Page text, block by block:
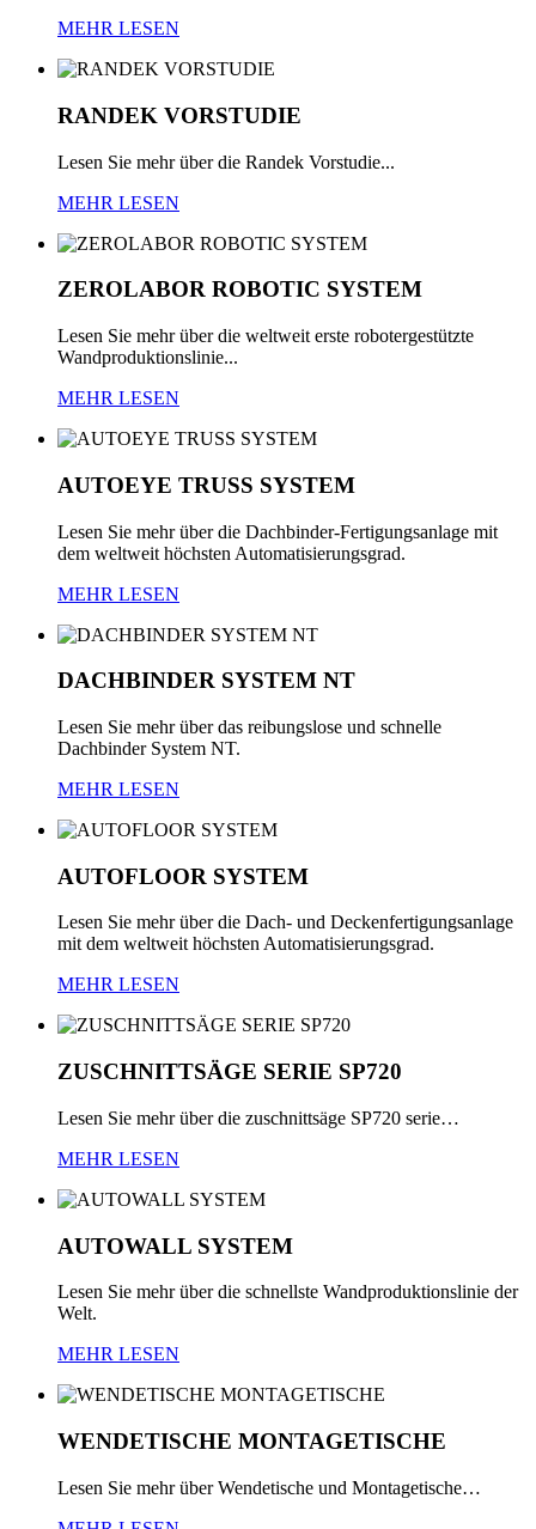
MEHR LESEN
RANDEK VORSTUDIE
Lesen Sie mehr über die Randek Vorstudie...
MEHR LESEN
ZEROLABOR ROBOTIC SYSTEM
Lesen Sie mehr über die weltweit erste robotergestützte
Wandproduktionslinie...
MEHR LESEN
AUTOEYE TRUSS SYSTEM
Lesen Sie mehr über die Dachbinder-Fertigungsanlage mit
dem weltweit höchsten Automatisierungsgrad.
MEHR LESEN
DACHBINDER SYSTEM NT
Lesen Sie mehr über das reibungslose und schnelle
Dachbinder System NT.
MEHR LESEN
AUTOFLOOR SYSTEM
Lesen Sie mehr über die Dach- und Deckenfertigungsanlage
mit dem weltweit höchsten Automatisierungsgrad.
MEHR LESEN
ZUSCHNITTSÄGE SERIE SP720
Lesen Sie mehr über die zuschnittsäge SP720 serie…
MEHR LESEN
AUTOWALL SYSTEM
Lesen Sie mehr über die schnellste Wandproduktionslinie der
Welt.
MEHR LESEN
WENDETISCHE MONTAGETISCHE
Lesen Sie mehr über Wendetische und Montagetische…